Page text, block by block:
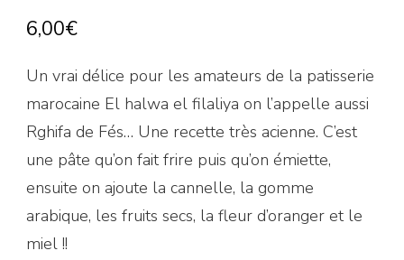
6,00€
Un vrai délice pour les amateurs de la patisserie
marocaine El halwa el filaliya on l’appelle aussi
Rghifa de Fés… Une recette très acienne. C’est
une pâte qu’on fait frire puis qu’on émiette,
ensuite on ajoute la cannelle, la gomme
arabique, les fruits secs, la fleur d’oranger et le
miel !!